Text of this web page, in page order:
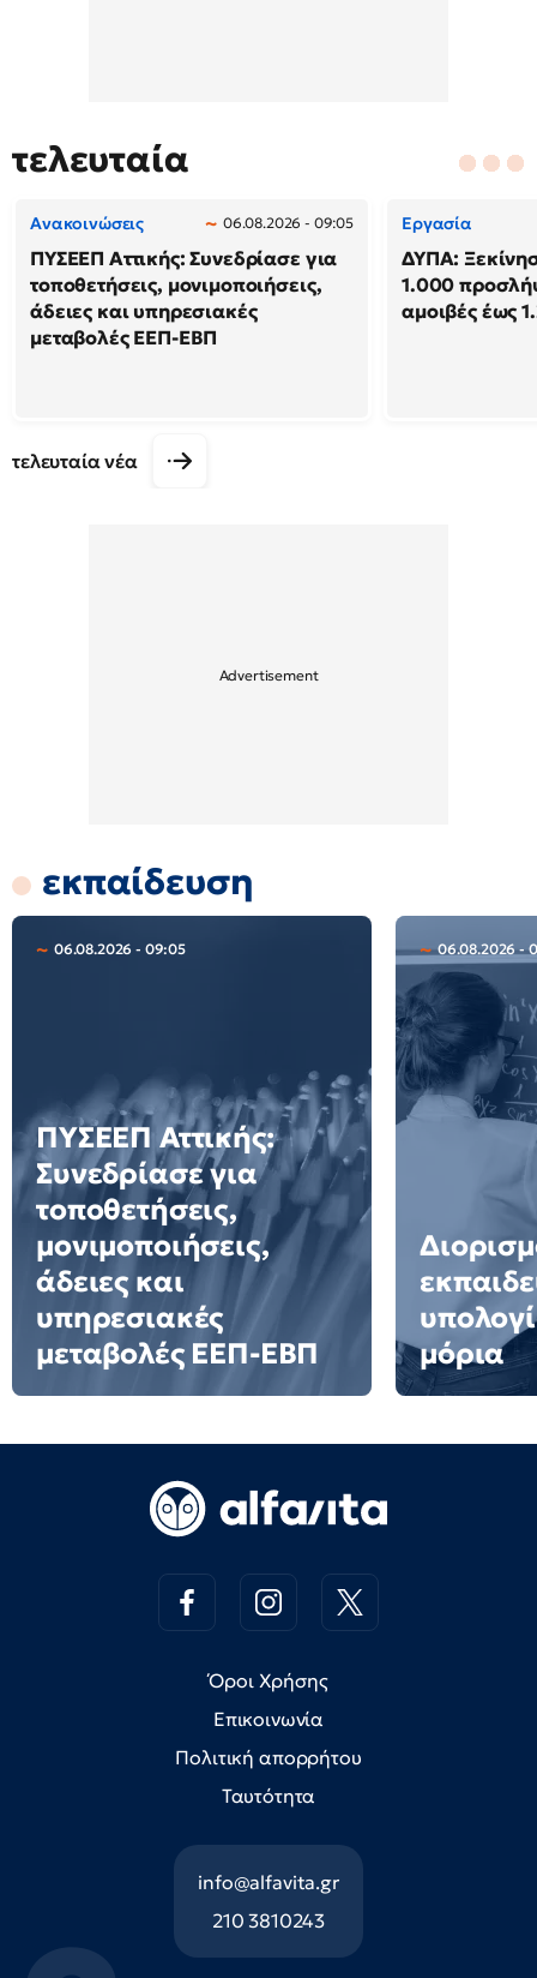
τελευταία
Ανακοινώσεις 06.08.2026 - 09:05
ΠΥΣΕΕΠ Αττικής: Συνεδρίασε για
τοποθετήσεις, μονιμοποιήσεις,
άδειες και υπηρεσιακές
μεταβολές ΕΕΠ-ΕΒΠ
Εργασία
ΔΥΠΑ:
1.000
αμοιβές έως
τελευταία νέα
εκπαίδευση
06.08.2026 - 09:05
ΠΥΣΕΕΠ Αττικής:
Συνεδρίασε για
τοποθετήσεις,
μονιμοποιήσεις,
άδειες και
υπηρεσιακές
μεταβολές ΕΕΠ-ΕΒΠ
06.08.2026 -
μόρια
Όροι Χρήσης
Επικοινωνία
Πολιτική απορρήτου
Ταυτότητα
info@alfavita.gr
210 3810243